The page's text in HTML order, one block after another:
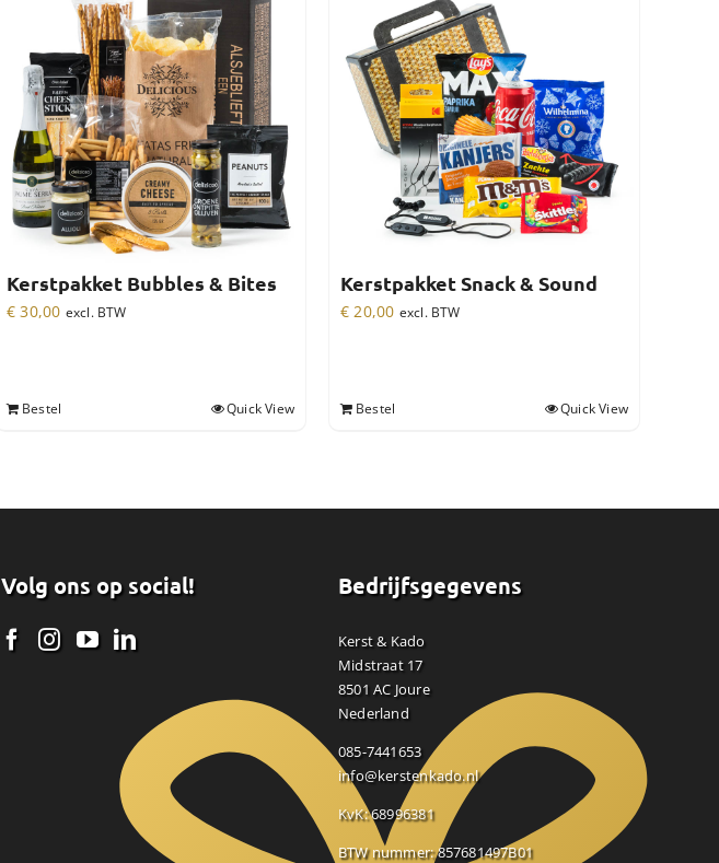
Kerstpakket Bubbles & Bites
€ 30,00 excl. BTW
Bestel Quick View
Kerstpakket Snack & Sound
€ 20,00 excl. BTW
Bestel Quick View
Volg ons op social! Bedrijfsgegevens
Kerst & Kado
Midstraat 17
8501 AC Joure
Nederland
085-7441653
info@kerstenkado.nl
KvK: 68996381
BTW nummer: 857681497B01